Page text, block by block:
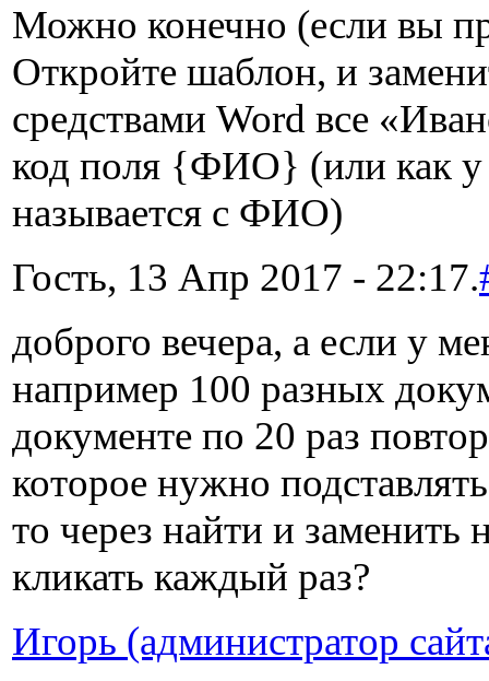
Можно конечно (если вы
Откройте шаблон, и
средствами Word все
код поля {ФИО} (или как у
называется с ФИО)
Гость, 13 Апр 2017 - 22:17.
доброго вечера, а если у
например 100 разных
документе по 20 раз
которое нужно
то через найти и заменить
кликать каждый раз?
Игорь (администратор